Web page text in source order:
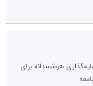
هوشمندانه برای